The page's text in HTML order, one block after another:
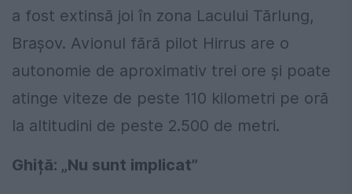
a fost extinsă joi în zona Lacului Tărlung,
Brașov. Avionul fără pilot Hirrus are o
autonomie de aproximativ trei ore și poate
atinge viteze de peste 110 kilometri pe oră
la altitudini de peste 2.500 de metri.
Ghiță: „Nu sunt implicat”